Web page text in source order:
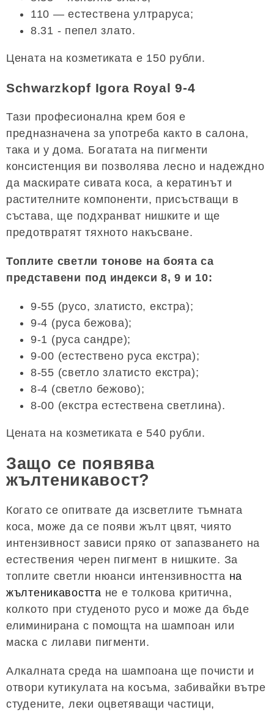
110 — естествена ултраруса;
8.31 - пепел злато.
Цената на козметиката е 150 рубли.
Schwarzkopf Igora Royal 9-4
Тази професионална крем боя е
предназначена за употреба както в салона,
така и у дома. Богатата на пигменти
консистенция ви позволява лесно и надеждно
да маскирате сивата коса, а кератинът и
растителните компоненти, присъстващи в
състава, ще подхранват нишките и ще
предотвратят тяхното накъсване.
Топлите светли тонове на боята са
представени под индекси 8, 9 и 10:
9-55 (русо, златисто, екстра);
9-4 (руса бежова);
9-1 (руса сандре);
9-00 (естествено руса екстра);
8-55 (светло златисто екстра);
8-4 (светло бежово);
8-00 (екстра естествена светлина).
Цената на козметиката е 540 рубли.
Защо се появява
жълтеникавост?
Когато се опитвате да изсветлите тъмната
коса, може да се появи жълт цвят, чиято
интензивност зависи пряко от запазването на
естествения черен пигмент в нишките. За
топлите светли нюанси интензивността на
жълтеникавостта не е толкова критична,
колкото при студеното русо и може да бъде
елиминирана с помощта на шампоан или
маска с лилави пигменти.
Алкалната среда на шампоана ще почисти и
отвори кутикулата на косъма, забивайки вътре
студените, леки оцветяващи частици,